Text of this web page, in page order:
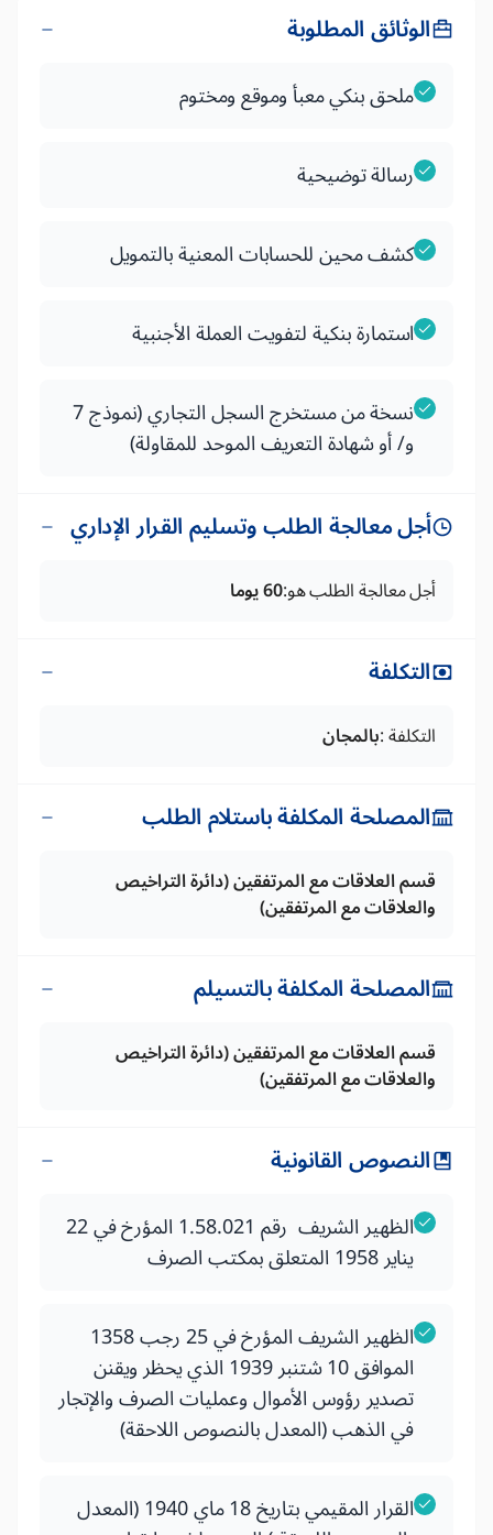
الوثائق المطلوبة
ملحق بنكي معبأ وموقع ومختوم
رسالة توضيحية
كشف محين للحسابات المعنية بالتمويل
استمارة بنكية لتفويت العملة الأجنبية
نسخة من مستخرج السجل التجاري (نموذج 7
و/ أو شهادة التعريف الموحد للمقاولة)
أجل معالجة الطلب وتسليم القرار الإداري
أجل معالجة الطلب هو:60 يوما
التكلفة
التكلفة :بالمجان
المصلحة المكلفة باستلام الطلب
قسم العلاقات مع المرتفقين (دائرة التراخيص
والعلاقات مع المرتفقين)
المصلحة المكلفة بالتسيلم
قسم العلاقات مع المرتفقين (دائرة التراخيص
والعلاقات مع المرتفقين)
النصوص القانونية
الظهير الشريف رقم 1.58.021 المؤرخ في 22
يناير 1958 المتعلق بمكتب الصرف
الظهير الشريف المؤرخ في 25 رجب 1358
الموافق 10 شتنبر 1939 الذي يحظر ويقنن
تصدير رؤوس الأموال وعمليات الصرف والإتجار
في الذهب (المعدل بالنصوص اللاحقة)
القرار المقيمي بتاريخ 18 ماي 1940 (المعدل